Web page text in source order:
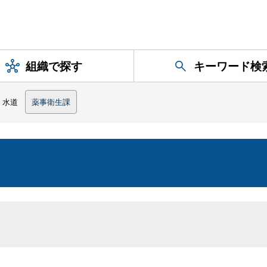
組織で探す キーワード検
水道 薬事衛生課